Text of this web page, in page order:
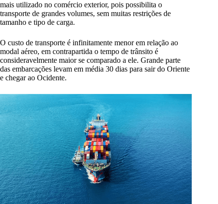
mais utilizado no comércio exterior, pois possibilita o
transporte de grandes volumes, sem muitas restrições de
tamanho e tipo de carga.
O custo de transporte é infinitamente menor em relação ao
modal aéreo, em contrapartida o tempo de trânsito é
consideravelmente maior se comparado a ele. Grande parte
das embarcações levam em média 30 dias para sair do Oriente
e chegar ao Ocidente.